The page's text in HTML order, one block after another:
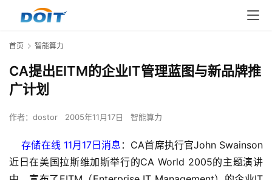
首页 智能算力
CA提出EITM的企业IT管理蓝图与新品牌推
广计划
作者： dostor 2005年11月17日 智能算力
存储在线 11月17日消息 ：CA首席执行官John Swainson
近日在美国拉斯维加斯举行的CA World 2005的主题演讲